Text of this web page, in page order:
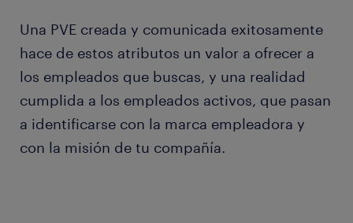
Una PVE creada y comunicada exitosamente
hace de estos atributos un valor a ofrecer a
los empleados que buscas, y una realidad
cumplida a los empleados activos, que pasan
a identificarse con la marca empleadora y
con la misión de tu compañía.